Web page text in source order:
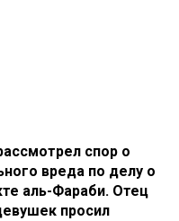
спор о
вреда по делу о
аль-Фараби. Отец
просил